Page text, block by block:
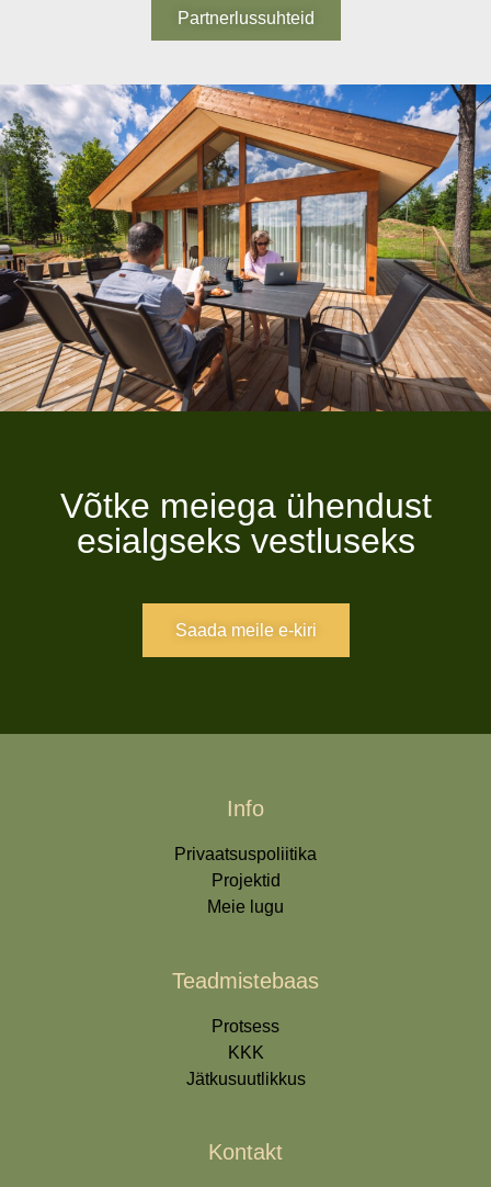
Partnerlussuhteid
Võtke meiega ühendust
esialgseks vestluseks
Saada meile e-kiri
Info
Privaatsuspoliitika
Projektid
Meie lugu
Teadmistebaas
Protsess
KKK
Jätkusuutlikkus
Kontakt